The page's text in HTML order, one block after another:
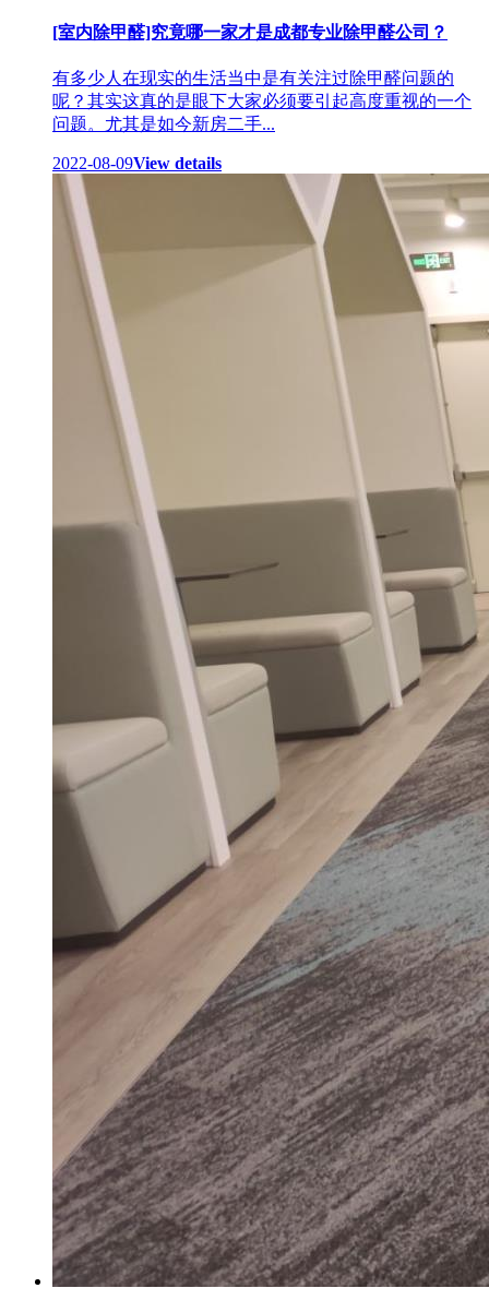
[室内除甲醛]究竟哪一家才是成都专业除甲醛公司？
有多少人在现实的生活当中是有关注过除甲醛问题的
呢？其实这真的是眼下大家必须要引起高度重视的一个
问题。尤其是如今新房二手...
2022-08-09View details